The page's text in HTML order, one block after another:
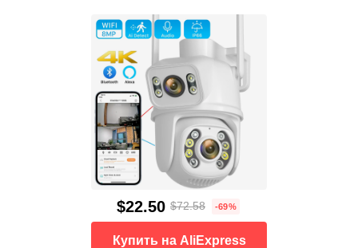
$22.50 $72.58 -69%
Купить на AliExpress